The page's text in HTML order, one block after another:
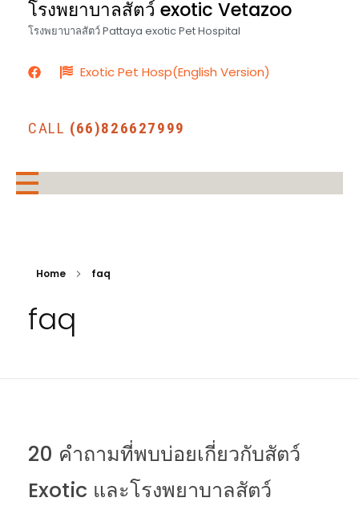
โรงพยาบาลสัตว์ exotic Vetazoo
โรงพยาบาลสัตว์ Pattaya exotic Pet Hospital
Exotic Pet Hosp(English Version)
CALL (66)826627999
Home faq
faq
20 คำถามที่พบบ่อยเกี่ยวกับสัตว์
Exotic และโรงพยาบาลสัตว์